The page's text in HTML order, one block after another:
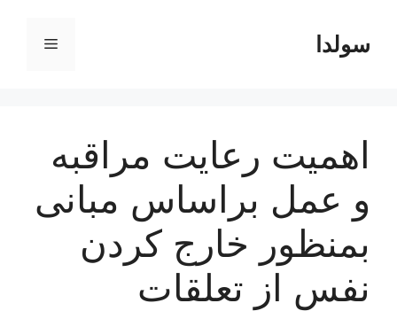
محتواسولدا فهرست
اهمیت رعایت مراقبه
و عمل براساس مبانی
بمنظور خارج كردن
نفس از تعلقات